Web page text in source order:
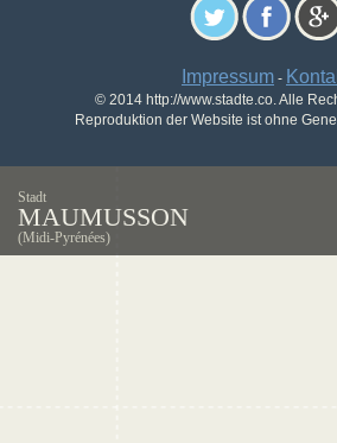
Impressum -
© 2014 http://www.stadte.co. Alle
Reproduktion der Website ist ohne
Stadt
MAUMUSSON
(Midi-Pyrénées)